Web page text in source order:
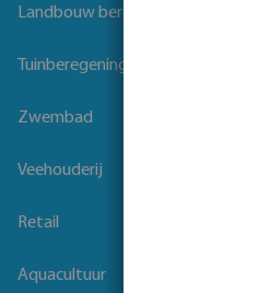
Landbouw beregening
Tuinberegening
Zwembad
Veehouderij
Retail
Aquacultuur